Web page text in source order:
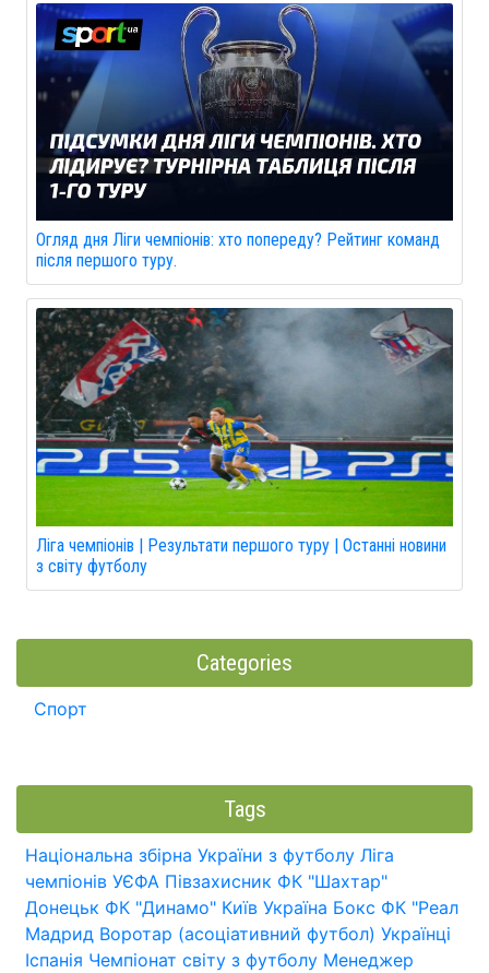
Огляд дня Ліги чемпіонів: хто попереду? Рейтинг команд
після першого туру.
Ліга чемпіонів | Результати першого туру | Останні новини
з світу футболу
Categories
Спорт
Tags
Національна збірна України з футболу Ліга
чемпіонів УЄФА Півзахисник ФК "Шахтар"
Донецьк ФК "Динамо" Київ Україна Бокс ФК "Реал
Мадрид Воротар (асоціативний футбол) Українці
Іспанія Чемпіонат світу з футболу Менеджер